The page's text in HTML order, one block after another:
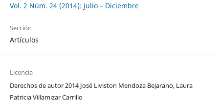
Vol. 2 Núm. 24 (2014): Julio – Diciembre
Sección
Artículos
Licencia
Derechos de autor 2014 José Liviston Mendoza Bejarano, Laura
Patricia Villamizar Carrillo